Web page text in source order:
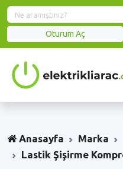
Oturum Aç
Anasayfa Marka
Lastik Şişirme